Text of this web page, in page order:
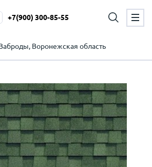
Воронежская область
+7(900) 300-85-55